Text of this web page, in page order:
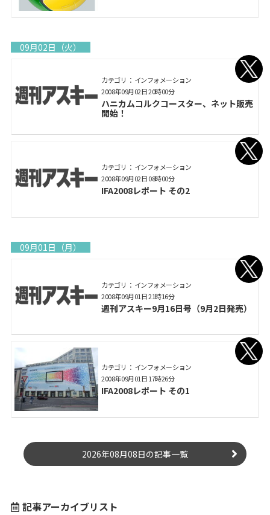
09月02日（火）
カテゴリ： インフォメーション
ハニカムコルクコースター、ネット販売
開始！
2008年09月02日 20時00分
カテゴリ： インフォメーション
IFA2008レポート その2
2008年09月02日 08時00分
09月01日（月）
カテゴリ： インフォメーション
週刊アスキー9月16日号（9月2日発売）
2008年09月01日 21時16分
カテゴリ： インフォメーション
IFA2008レポート その1
2008年09月01日 17時26分
2026年08月08日の記事一覧
記事アーカイブリスト